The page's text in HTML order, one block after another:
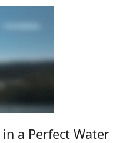
a Perfect Water